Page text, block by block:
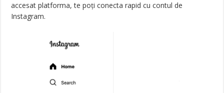
accesat platforma, te poți conecta rapid cu contul de
Instagram.